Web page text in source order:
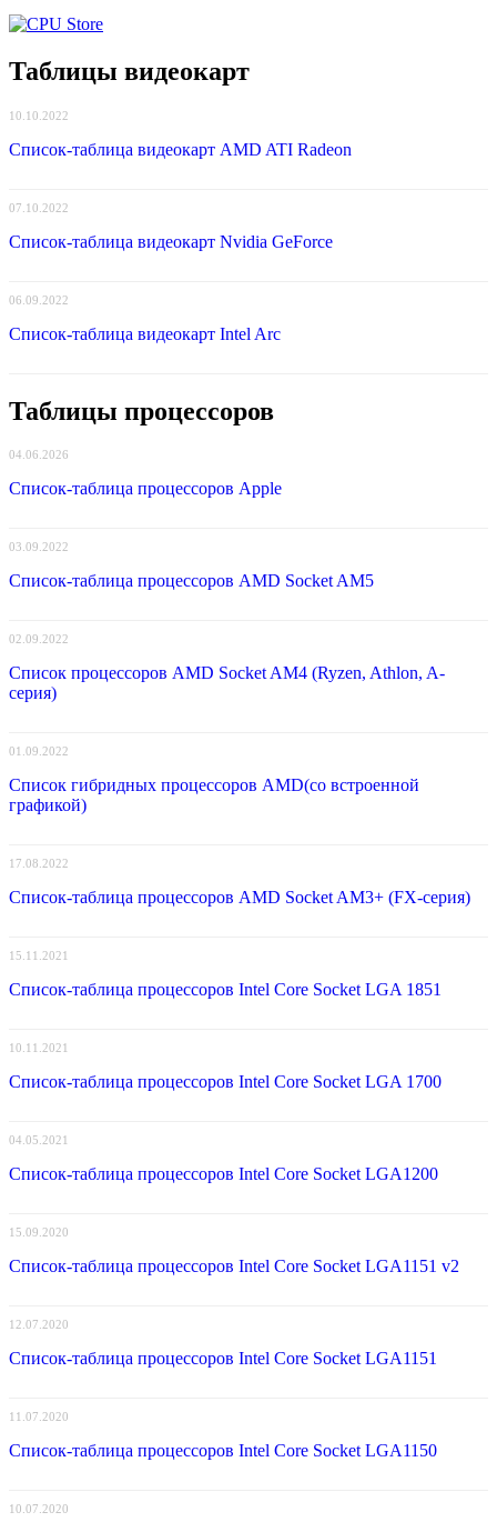
Таблицы видеокарт
10.10.2022
Список-таблица видеокарт AMD ATI Radeon
07.10.2022
Список-таблица видеокарт Nvidia GeForce
06.09.2022
Список-таблица видеокарт Intel Arc
Таблицы процессоров
04.06.2026
Список-таблица процессоров Apple
03.09.2022
Список-таблица процессоров AMD Socket AM5
02.09.2022
Список процессоров AMD Socket AM4 (Ryzen, Athlon, A-
серия)
01.09.2022
Список гибридных процессоров AMD(со встроенной
графикой)
17.08.2022
Список-таблица процессоров AMD Socket AM3+ (FX-серия)
15.11.2021
Список-таблица процессоров Intel Core Socket LGA 1851
10.11.2021
Список-таблица процессоров Intel Core Socket LGA 1700
04.05.2021
Список-таблица процессоров Intel Core Socket LGA1200
15.09.2020
Список-таблица процессоров Intel Core Socket LGA1151 v2
12.07.2020
Список-таблица процессоров Intel Core Socket LGA1151
11.07.2020
Список-таблица процессоров Intel Core Socket LGA1150
10.07.2020